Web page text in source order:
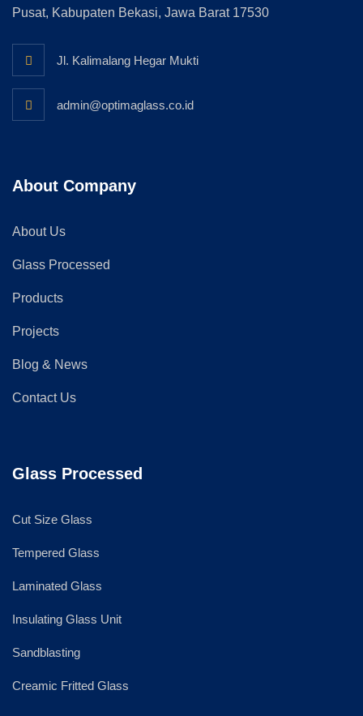
Pusat, Kabupaten Bekasi, Jawa Barat 17530
Jl. Kalimalang Hegar Mukti
admin@optimaglass.co.id
About Company
About Us
Glass Processed
Products
Projects
Blog & News
Contact Us
Glass Processed
Cut Size Glass
Tempered Glass
Laminated Glass
Insulating Glass Unit
Sandblasting
Creamic Fritted Glass